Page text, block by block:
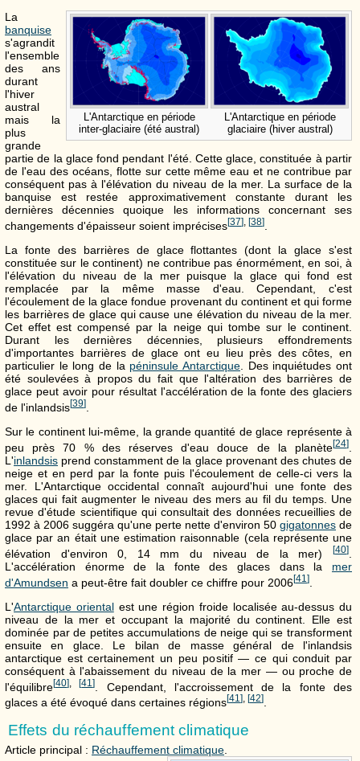
L'Antarctique en période
inter-glaciaire (été austral)
L'Antarctique en période
glaciaire (hiver austral)
La
banquise
s'agrandit
l'ensemble
des ans
durant
l'hiver
austral
mais la
plus
grande
partie de la glace fond pendant l'été. Cette glace, constituée à partir
de l'eau des océans, flotte sur cette même eau et ne contribue par
conséquent pas à l'élévation du niveau de la mer. La surface de la
banquise est restée approximativement constante durant les
dernières décennies quoique les informations concernant ses
changements d'épaisseur soient imprécises[37] [38]
La fonte des barrières de glace flottantes (dont la glace s'est
constituée sur le continent) ne contribue pas énormément, en soi, à
l'élévation du niveau de la mer puisque la glace qui fond est
remplacée par la même masse d'eau. Cependant, c'est
l'écoulement de la glace fondue provenant du continent et qui forme
les barrières de glace qui cause une élévation du niveau de la mer.
Cet effet est compensé par la neige qui tombe sur le continent.
Durant les dernières décennies, plusieurs effondrements
d'importantes barrières de glace ont eu lieu près des côtes, en
particulier le long de la péninsule Antarctique . Des inquiétudes ont
été soulevées à propos du fait que l'altération des barrières de
glace peut avoir pour résultat l'accélération de la fonte des glaciers
de l'inlandsis[39]
Sur le continent lui-même, la grande quantité de glace représente à
peu près 70 % des réserves d'eau douce de la planète[24]
L'inlandsis prend constamment de la glace provenant des chutes de
neige et en perd par la fonte puis l'écoulement de celle-ci vers la
mer. L'Antarctique occidental connaît aujourd'hui une fonte des
glaces qui fait augmenter le niveau des mers au fil du temps. Une
revue d'étude scientifique qui consultait des données recueillies de
1992 à 2006 suggéra qu'une perte nette d'environ 50 gigatonnes de
glace par an était une estimation raisonnable (cela représente une
élévation d'environ0, 14 mm du niveau de la mer)[40]
L'accélération énorme de la fonte des glaces dans la mer
d'Amundsen a peut-être fait doubler ce chiffre pour 2006[41 ]
L'Antarctique orientalest une région froide localisée au-dessus du
niveau de la mer et occupant la majorité du continent. Elle est
dominée par de petites accumulations de neige qui se transforment
ensuite en glace. Le bilan de masse général de l'inlandsis
antarctique est certainement un peu positif — ce qui conduit par
conséquent à l'abaissement du niveau de la mer — ou proche de
l'équilibre[40] ,[41] . Cependant, l'accroissement de la fonte des
glaces a été évoqué dans certaines régions[41], [42].
Effets du réchauffement climatique
Article principal : Réchauffement climatique